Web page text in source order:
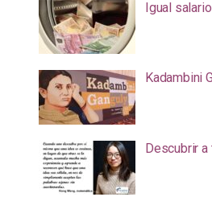
Igual
Kadambini
Descubrir